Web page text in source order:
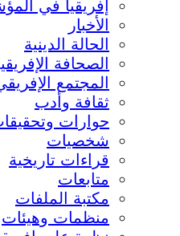
إفريقيا في
الأخبار
الحالة الدينية
الصحافة
المجتمع
ثقافة وأدب
حوارات
شخصيات
قراءات تاريخية
متابعات
مكتبة الملفات
منظمات وهيئات